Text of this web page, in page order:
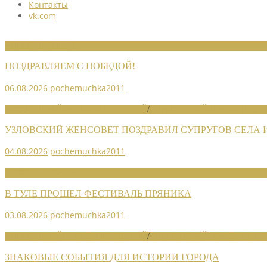
Контакты
vk.com
ПОЗДРАВЛЯЕМ С ПОБЕДОЙ!
06.08.2026 pochemuchka2011
/
УЗЛОВСКИЙ ЖЕНСОВЕТ ПОЗДРАВИЛ СУПРУГОВ СЕЛА
04.08.2026 pochemuchka2011
В ТУЛЕ ПРОШЕЛ ФЕСТИВАЛЬ ПРЯНИКА
03.08.2026 pochemuchka2011
/
ЗНАКОВЫЕ СОБЫТИЯ ДЛЯ ИСТОРИИ ГОРОДА